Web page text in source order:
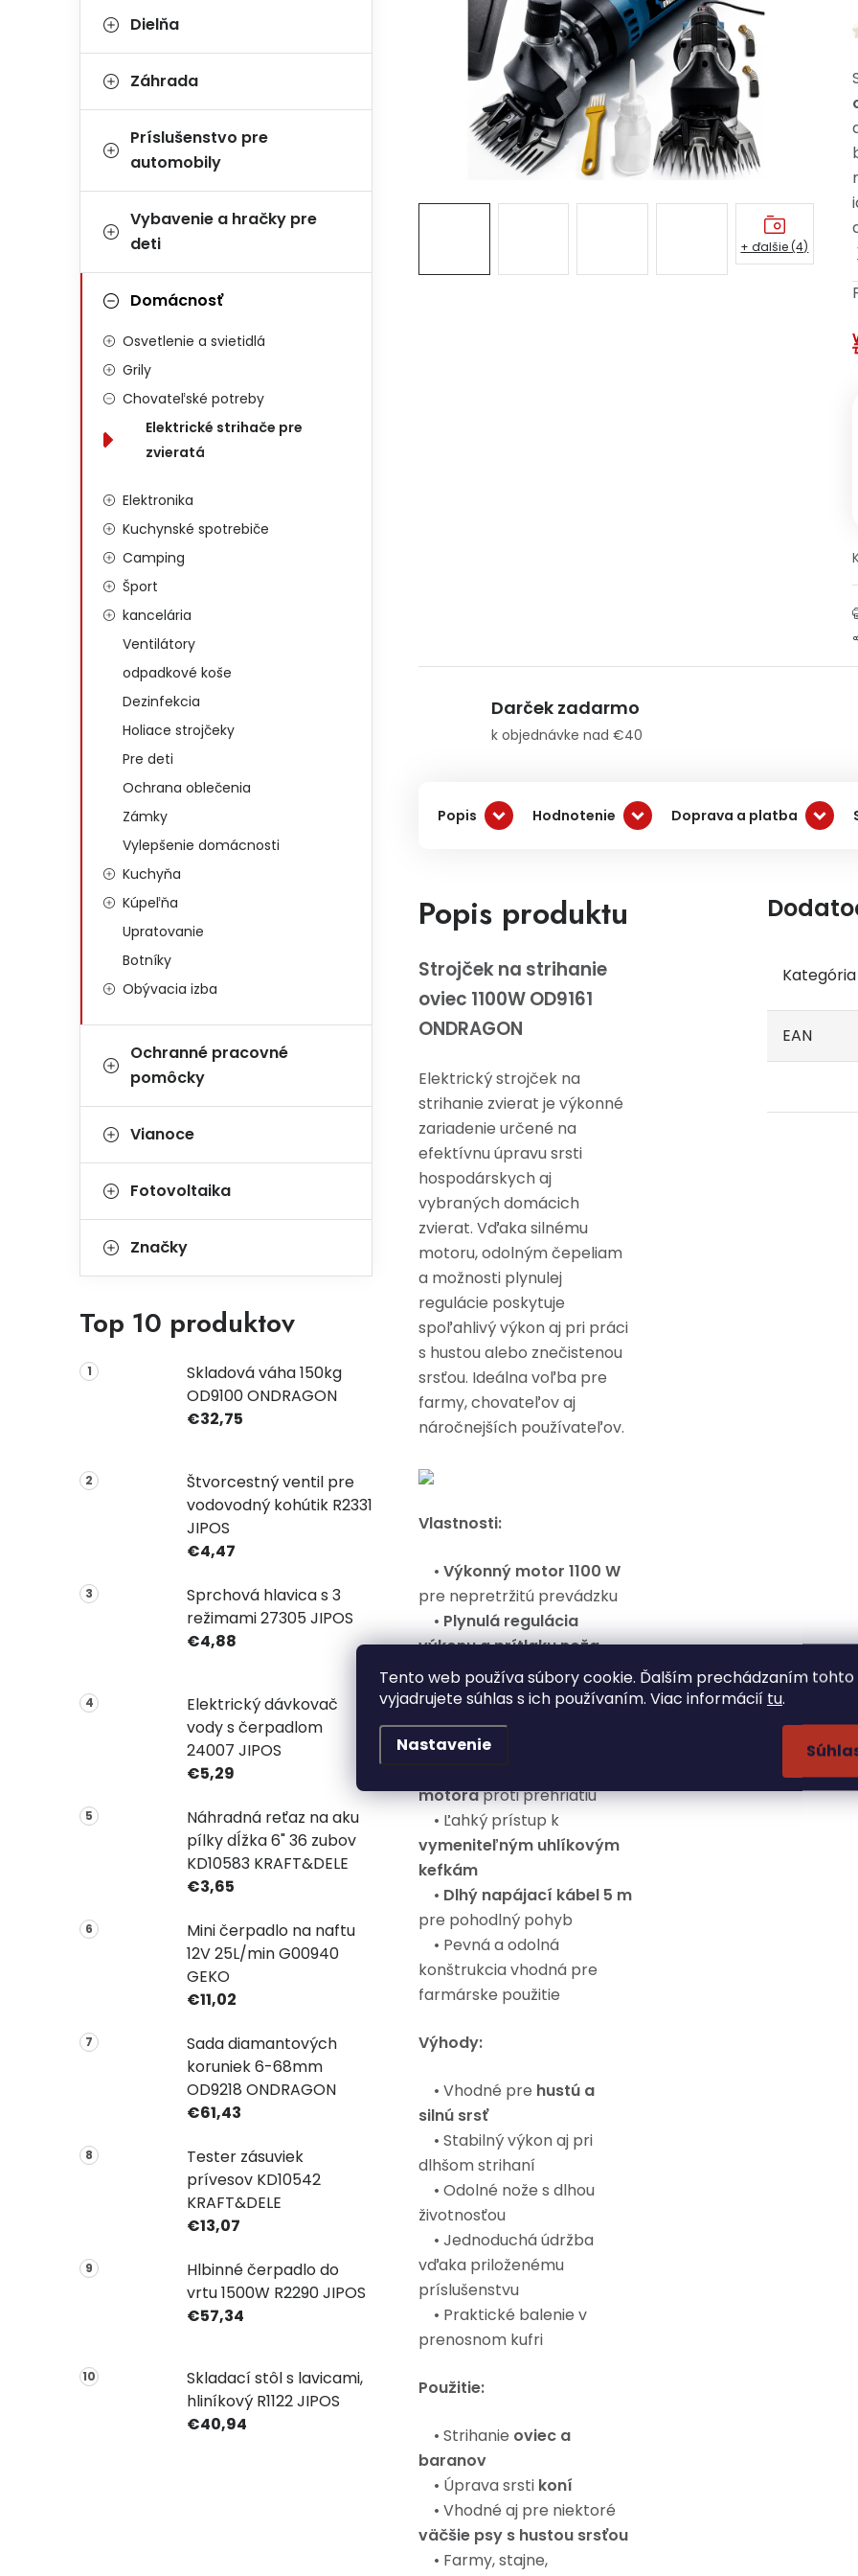
Tento web používa súbory cookie. Ďalším prechádzaním tohto
vyjadrujete súhlas s ich používaním. Viac informácií tu.
Nastavenie
Dielňa
Záhrada
Príslušenstvo pre
automobily
Vybavenie a hračky pre
deti
Domácnosť
Osvetlenie a svietidlá
Grily
Chovateľské potreby
Elektrické strihače pre
zvieratá
Elektronika
Kuchynské spotrebiče
Camping
Šport
kancelária
Ventilátory
odpadkové koše
Dezinfekcia
Holiace strojčeky
Pre deti
Ochrana oblečenia
Zámky
Vylepšenie domácnosti
Kuchyňa
Kúpeľňa
Upratovanie
Botníky
Obývacia izba
Ochranné pracovné
pomôcky
Vianoce
Fotovoltaika
Značky
Top 10 produktov
Skladová váha 150kg
OD9100 ONDRAGON
€32,75
Štvorcestný ventil pre
vodovodný kohútik R2331
JIPOS
€4,47
Sprchová hlavica s 3
režimami 27305 JIPOS
€4,88
Elektrický dávkovač
vody s čerpadlom
24007 JIPOS
€5,29
Náhradná reťaz na aku
pílky dĺžka 6" 36 zubov
KD10583 KRAFT&DELE
€3,65
Mini čerpadlo na naftu
12V 25L/min G00940
GEKO
€11,02
Sada diamantových
koruniek 6-68mm
OD9218 ONDRAGON
€61,43
Tester zásuviek
prívesov KD10542
KRAFT&DELE
€13,07
Hlbinné čerpadlo do
vrtu 1500W R2290 JIPOS
€57,34
Skladací stôl s lavicami,
hliníkový R1122 JIPOS
€40,94
+ ďalšie (4)
Darček zadarmo
k objednávke nad €40
Popis Hodnotenie Doprava a platba
Popis produktu
Strojček na strihanie
oviec 1100W OD9161
ONDRAGON
Elektrický strojček na
strihanie zvierat je výkonné
zariadenie určené na
efektívnu úpravu srsti
hospodárskych aj
vybraných domácich
zvierat. Vďaka silnému
motoru, odolným čepeliam
a možnosti plynulej
regulácie poskytuje
spoľahlivý výkon aj pri práci
s hustou alebo znečistenou
srsťou. Ideálna voľba pre
farmy, chovateľov aj
náročnejších používateľov.
Vlastnosti:
• Výkonný motor 1100 W
pre nepretržitú prevádzku
• Plynulá regulácia
výkonu a prítlaku noža
• Čepele zkalenej,
laserom brúsenej ocele
•Rýchlosť kmitania až
2800 ot./min
motoraproti prehriatiu
• Ľahký prístup k
vymeniteľným uhlíkovým
kefkám
• Dlhý napájací kábel 5 m
pre pohodlný pohyb
• Pevná a odolná
konštrukcia vhodná pre
farmárske použitie
Výhody:
• Vhodné pre hustú a
silnú srsť
• Stabilný výkon aj pri
dlhšom strihaní
• Odolné nože s dlhou
životnosťou
• Jednoduchá údržba
vďaka priloženému
príslušenstvu
• Praktické balenie v
prenosnom kufri
Použitie:
• Strihanie oviec a
baranov
• Úprava srsti koní
• Vhodné aj pre niektoré
väčšie psy s hustou srsťou
• Farmy, stajne,
Kategória
EAN